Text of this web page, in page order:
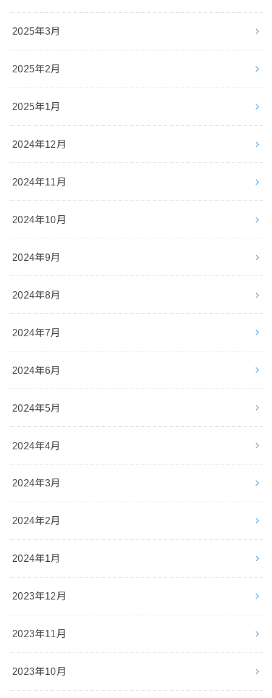
2025年3月
2025年2月
2025年1月
2024年12月
2024年11月
2024年10月
2024年9月
2024年8月
2024年7月
2024年6月
2024年5月
2024年4月
2024年3月
2024年2月
2024年1月
2023年12月
2023年11月
2023年10月